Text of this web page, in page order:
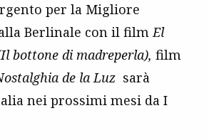
per la Migliore
Berlinale con il filmEl
bottone di madreperla), film
de la Luz sarà
nei prossimi mesi da I